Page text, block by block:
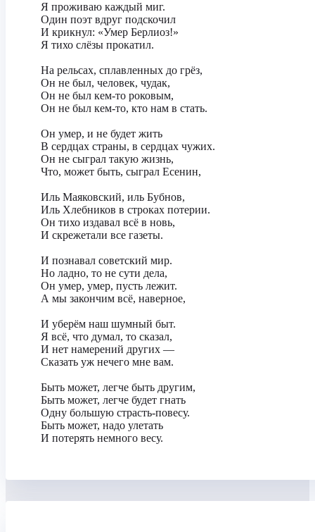
‎Я проживаю каждый миг.
‎Один поэт вдруг подскочил
‎И крикнул: «Умер Берлиоз!»
‎Я тихо слёзы прокатил.
‎На рельсах, сплавленных до грёз,
Он не был, человек, чудак,
‎Он не был кем-то роковым,
‎Он не был кем-то, кто нам в стать.
‎Он умер, и не будет жить
‎В сердцах страны, в сердцах чужих.
‎Он не сыграл такую жизнь,
‎Что, может быть, сыграл Есенин,
‎Иль Маяковский, иль Бубнов,
‎Иль Хлебников в строках потерии.
‎Он тихо издавал всё в новь,
‎И скрежетали все газеты.
‎‎И познавал советский мир.
‎Но ладно, то не сути дела,
‎Он умер, умер, пусть лежит.
‎А мы закончим всё, наверное,
‎И уберём наш шумный быт.
‎Я всё, что думал, то сказал,
‎И нет намерений других —
‎Сказать уж нечего мне вам.
‎Быть может, легче быть другим,
‎Быть может, легче будет гнать
‎Одну большую страсть-повесу.
‎Быть может, надо улетать
‎И потерять немного весу.